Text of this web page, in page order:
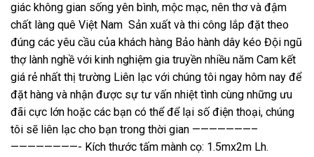
giác không gian sống yên bình, mộc mạc, nên thơ và đậm
chất làng quê Việt Nam Sản xuất và thi công lắp đặt theo
đúng các yêu cầu của khách hàng Bảo hành dây kéo Đội ngũ
thợ lành nghề với kinh nghiệm gia truyền nhiều năm Cam kết
giá rẻ nhất thị trường Liên lạc với chúng tôi ngay hôm nay để
đặt hàng và nhận được sự tư vấn nhiệt tình cùng những ưu
đãi cực lớn hoặc các bạn có thể để lại số điện thoại, chúng
tôi sẽ liên lạc cho bạn trong thời gian ———————–
————————- Kích thước tấm mành cọ: 1.5mx2m Lh.